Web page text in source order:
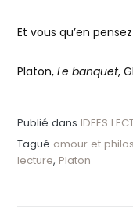
Et vous qu’en
Platon,Le banquet,
Publié dansIDEES
Tagué amour et
lecture,Platon